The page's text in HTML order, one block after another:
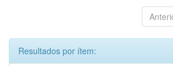
Resultados por ítem: